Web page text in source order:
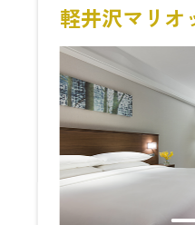
軽井沢マリオ